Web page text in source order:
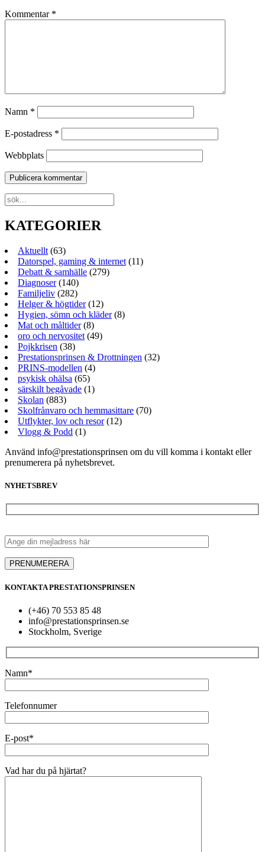
Kommentar *
Namn *
E-postadress *
Webbplats
KATEGORIER
Aktuellt (63)
Datorspel, gaming & internet (11)
Debatt & samhälle (279)
Diagnoser(140)
Familjeliv (282)
Helger & högtider(12)
Hygien, sömn och kläder(8)
Mat och måltider(8)
oro och nervositet (49)
Pojkkrisen (38)
Prestationsprinsen & Drottningen (32)
PRINS-modellen (4)
psykisk ohälsa (65)
särskilt begåvade (1)
Skolan (883)
Skolfrånvaro och hemmasittare (70)
Utflykter, lov och resor(12)
Vlogg & Podd (1)
Använd info@prestationsprinsen om du vill komma i kontakt eller
prenumerera på nyhetsbrevet.
NYHETSBREV
KONTAKTA PRESTATIONSPRINSEN
(+46) 70 553 85 48
info@prestationsprinsen.se
Stockholm, Sverige
Namn*
Telefonnumer
E-post*
Vad har du på hjärtat?